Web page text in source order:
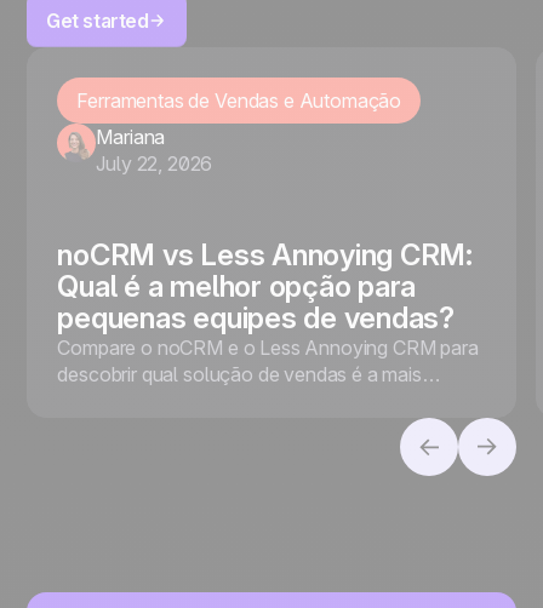
Get started
Ferramentas de Vendas e Automação
Mariana
July 22, 2026
noCRM vs Less Annoying CRM:
Qual é a melhor opção para
pequenas equipes de vendas?
Compare o noCRM e o Less Annoying CRM para
descobrir qual solução de vendas é a mais
a conversão de leads ou a gestão de contatos.